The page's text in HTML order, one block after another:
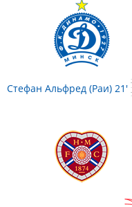
Стефан Альфред (Раи) 21'